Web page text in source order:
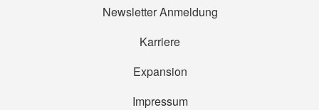
Newsletter Anmeldung
Karriere
Expansion
Impressum